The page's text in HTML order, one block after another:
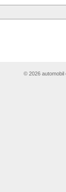
© 2026 automobil